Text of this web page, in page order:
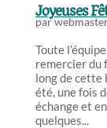
Joyeuses
par
Toute
remercier du
long de cette
été, une fois
échange et
quelques...